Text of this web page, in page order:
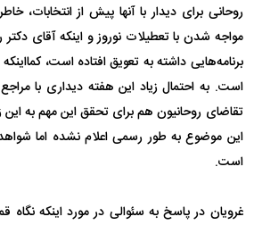
روحانی برای دیدار با آنها پیش از انتخابات،
مواجه شدن با تعطیلات نوروز و اینکه آقای دکتر
برنامه‌هایی داشته به تعویق افتاده است،
است. به احتمال زیاد این هفته دیداری با
تقاضای روحانیون هم برای تحقق این مهم به
این موضوع به طور رسمی اعلام نشده اما
است.
غرویان در پاسخ به سئوالی در مورد اینکه نگاه